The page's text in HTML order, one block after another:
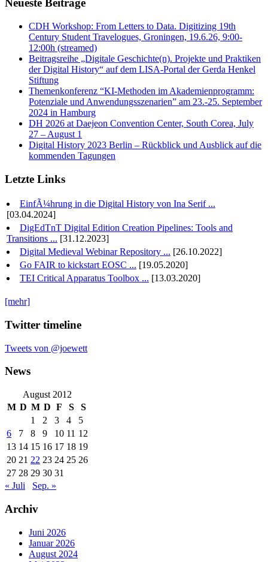
Neueste Beiträge
CDH Workshop: From Letters to Data. Digitizing 19th
Century Student Travelogues, Groningen, 19.6.26, 9:00-
12:00h (streamed)
Beitragsreihe „Digitale Geschichte(n). Projekte und Praktiken
der Digital History“ auf dem LISA-Portal der Gerda Henkel
Stiftung
Themenkonferenz “KI-Methoden im Akademienprogramm:
Potenziale und Anwendungsszenarien” am 23.-25. September
2024 in Hamburg
DH 2026 at Daejeon Convention Center, South Corea, July
27 – August 1
Digital History 2023 Berlin – Rückblick und Ausblick auf die
kommenden Tagungen
Letzte Links
EinfÃ¼hrung in die Digital History von Ina Serif ...
[03.04.2024]
DigEdTnT Digital Edition Creation Pipelines: Tools and
Transitions ... [31.12.2023]
Digital Medieval Webinar Repository ... [26.10.2022]
Go FAIR to kickstart EOSC ... [19.05.2020]
TEI Critical Apparatus Toolbox ... [13.03.2020]
[mehr]
Twitter timeline
Tweets von @joewett
News
August 2012
M D M D F S
S
1
2 3 4
5
6
7 8 9 10 11 12
13 14 15 16 17 18 19
20 21 22 23 24 25 26
27 28 29 30 31
« Juli
Sep. »
Archiv
Juni 2026
Januar 2026
August 2024